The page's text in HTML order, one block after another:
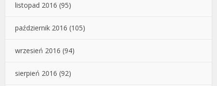
listopad 2016 (95)
październik 2016 (105)
wrzesień 2016 (94)
sierpień 2016 (92)